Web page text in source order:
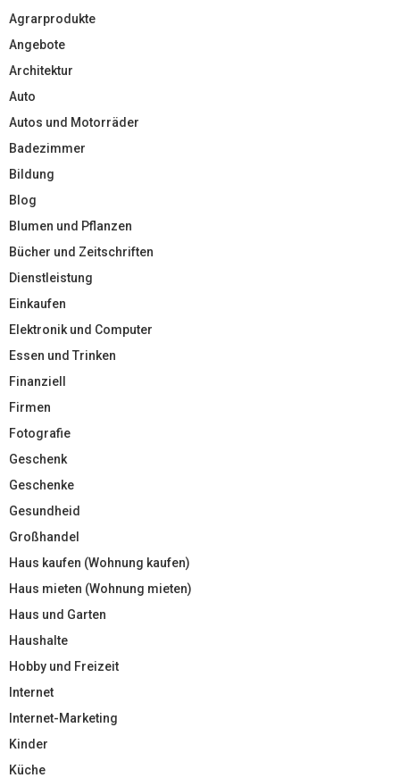
Agrarprodukte
Angebote
Architektur
Auto
Autos und Motorräder
Badezimmer
Bildung
Blog
Blumen und Pflanzen
Bücher und Zeitschriften
Dienstleistung
Einkaufen
Elektronik und Computer
Essen und Trinken
Finanziell
Firmen
Fotografie
Geschenk
Geschenke
Gesundheid
Großhandel
Haus kaufen (Wohnung kaufen)
Haus mieten (Wohnung mieten)
Haus und Garten
Haushalte
Hobby und Freizeit
Internet
Internet-Marketing
Kinder
Küche